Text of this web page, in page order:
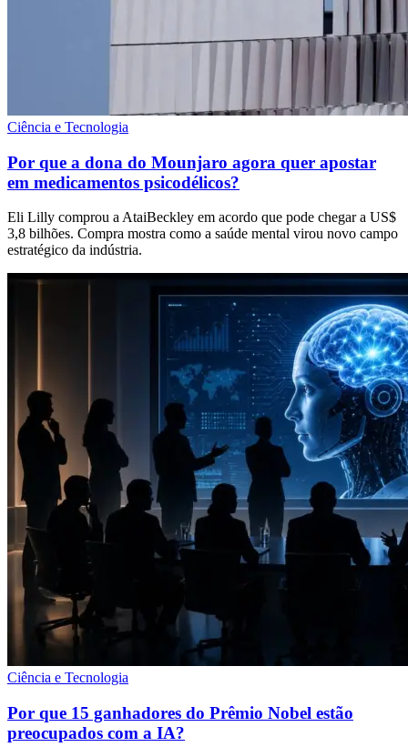
Ciência e Tecnologia
Por que a dona do Mounjaro agora quer apostar
em medicamentos psicodélicos?
Eli Lilly comprou a AtaiBeckley em acordo que pode chegar a US$
3,8 bilhões. Compra mostra como a saúde mental virou novo campo
estratégico da indústria.
Ciência e Tecnologia
Por que 15 ganhadores do Prêmio Nobel estão
preocupados com a IA?